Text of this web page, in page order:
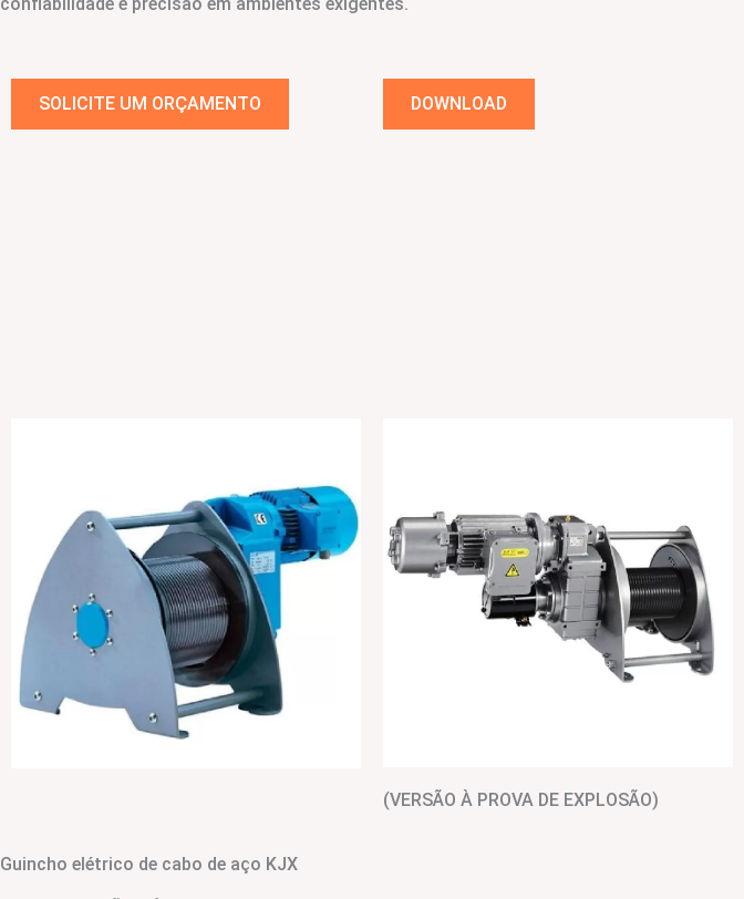
SOLICITE UM ORÇAMENTO DOWNLOAD
(VERSÃO À PROVA DE EXPLOSÃO)
Guincho elétrico de cabo de aço KJX